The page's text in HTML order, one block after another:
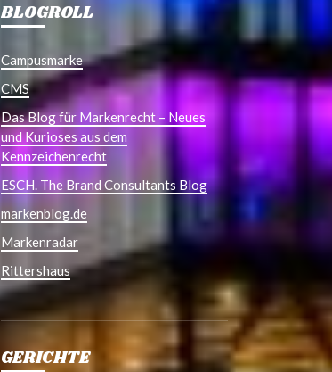
BLOGROLL
Campusmarke
CMS
Das Blog für Markenrecht – Neues
und Kurioses aus dem
Kennzeichenrecht
ESCH. The Brand Consultants Blog
markenblog.de
Markenradar
Rittershaus
GERICHTE